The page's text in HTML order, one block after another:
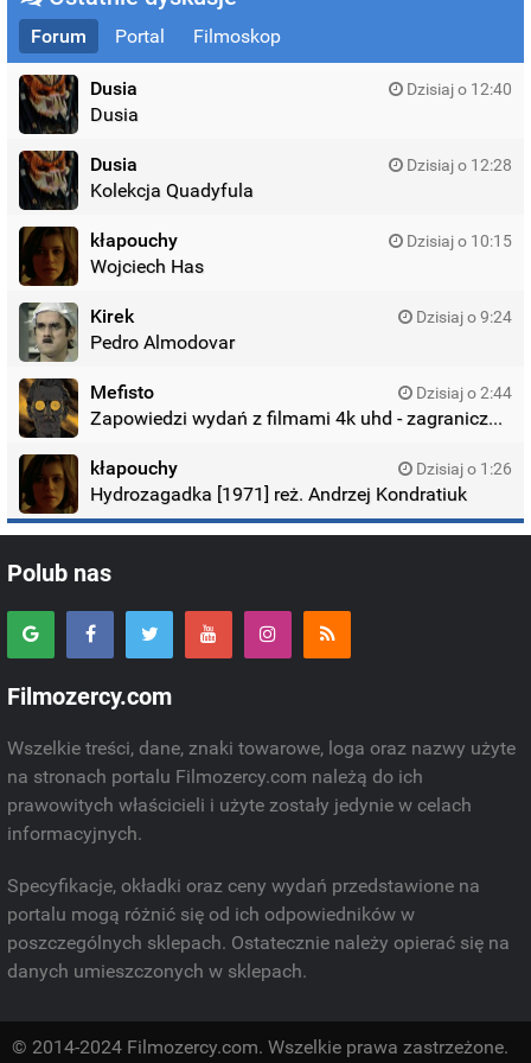
Forum Portal Filmoskop
Dusia Dzisiaj o 12:40
Dusia
Dusia Dzisiaj o 12:28
Kolekcja Quadyfula
kłapouchy Dzisiaj o 10:15
Wojciech Has
Kirek Dzisiaj o 9:24
Pedro Almodovar
Mefisto Dzisiaj o 2:44
Zapowiedzi wydań z filmami 4k uhd - zagraniczne wydania
kłapouchy Dzisiaj o 1:26
Hydrozagadka [1971] reż. Andrzej Kondratiuk
Polub nas
Filmozercy.com
Wszelkie treści, dane, znaki towarowe, loga oraz nazwy użyte
na stronach portalu Filmozercy.com należą do ich
prawowitych właścicieli i użyte zostały jedynie w celach
informacyjnych.
Specyfikacje, okładki oraz ceny wydań przedstawione na
portalu mogą różnić się od ich odpowiedników w
poszczególnych sklepach. Ostatecznie należy opierać się na
danych umieszczonych w sklepach.
© 2014-2024 Filmozercy.com. Wszelkie prawa zastrzeżone.